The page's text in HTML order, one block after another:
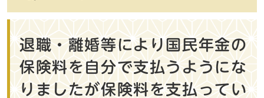
退職・離婚等により国民年金の
保険料を自分で支払うようにな
りましたが保険料を支払ってい